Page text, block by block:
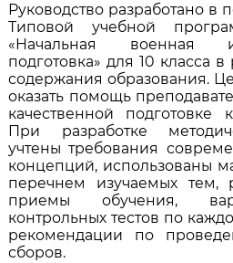
Руководство разработано в
Типовой учебной
«Начальная военная и
подготовка» для 10 класса
содержания образования.
оказать помощь
качественной подготовке
При разработке
учтены требования
концепций, использованы
перечнем изучаемых тем,
приемы обучения,
контрольных тестов по
рекомендации по
сборов.